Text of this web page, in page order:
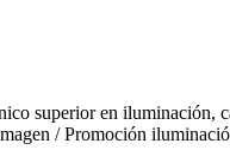
superior en iluminación,
/ Promoción